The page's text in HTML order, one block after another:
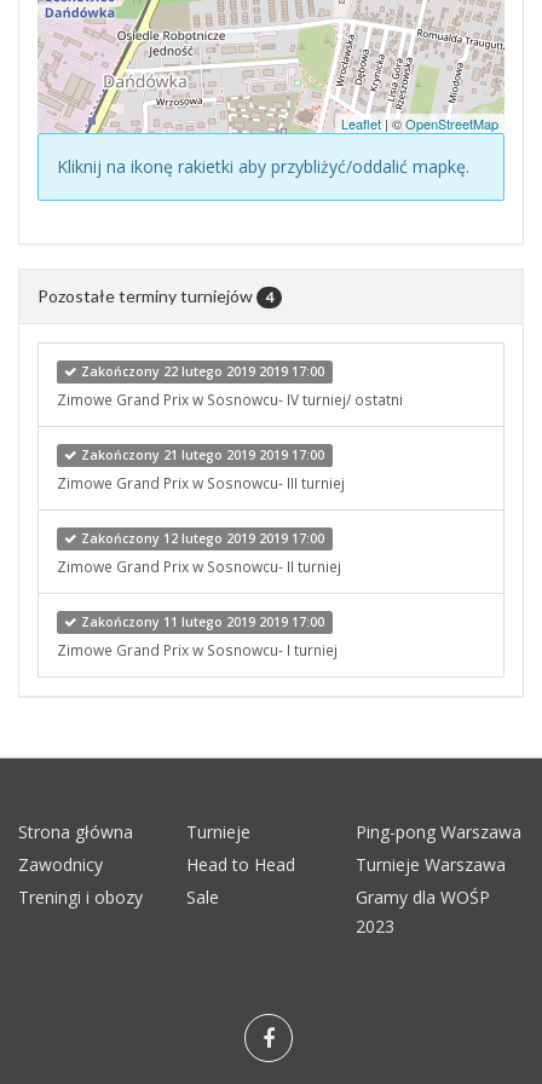
Leaflet| ©OpenStreetMap
Kliknij na ikonę rakietki aby przybliżyć/oddalić mapkę.
Pozostałe terminy turniejów 4
Zakończony 22 lutego 2019 2019 17:00
Zimowe Grand Prix w Sosnowcu- IV turniej/ ostatni
Zakończony 21 lutego 2019 2019 17:00
Zimowe Grand Prix w Sosnowcu- III turniej
Zakończony 12 lutego 2019 2019 17:00
Zimowe Grand Prix w Sosnowcu- II turniej
Zakończony 11 lutego 2019 2019 17:00
Zimowe Grand Prix w Sosnowcu- I turniej
Strona główna Turnieje
Ping-pong Warszawa
Zawodnicy
Head to Head
Turnieje Warszawa
Treningi i obozy
Sale
Gramy dla WOŚP
2023